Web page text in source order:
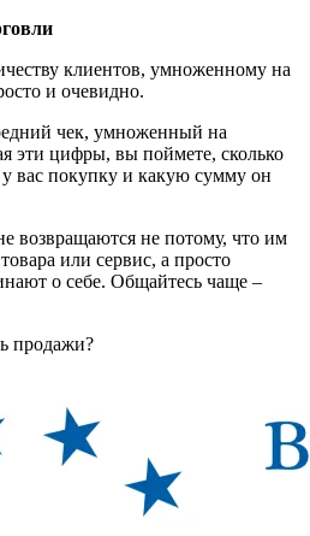
клиентов, умноженному на
и очевидно.
чек, умноженный на
эти цифры, вы поймете, сколько
у вас покупку и какую сумму он
возвращаются не потому, что им
или сервис, а просто
о себе. Общайтесь чаще –
продажи?